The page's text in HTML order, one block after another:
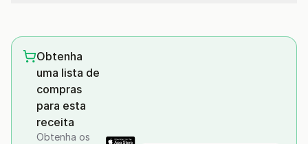
Obtenha
uma lista de
compras
para esta
receita
Obtenha os